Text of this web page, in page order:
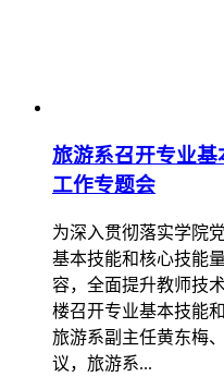
旅游系召开专业
工作专题会
为深入贯彻落实学院
基本技能和核心技能
容，全面提升教师技
楼召开专业基本技能
旅游系副主任黄东梅
议，旅游系...